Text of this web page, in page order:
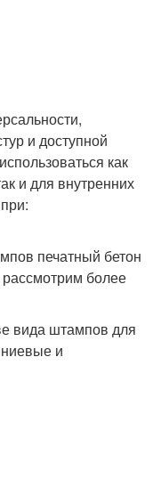
и доступной
как
и для внутренних
печатный бетон
рассмотрим более
вида штампов для
и